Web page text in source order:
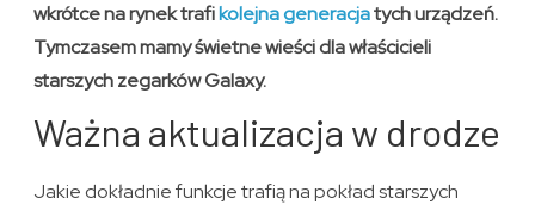
wkrótce na rynek trafikolejna generacjatych urządzeń.
Tymczasem mamy świetne wieści dla właścicieli
starszych zegarków Galaxy.
Ważna aktualizacja w drodze
Jakie dokładnie funkcje trafią na pokład starszych